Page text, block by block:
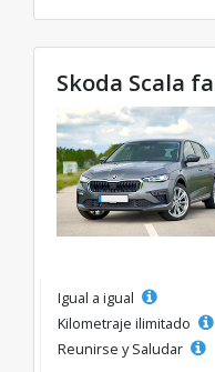
Skoda Scala
Igual a igual
Kilometraje ilimitado
Reunirse y Saludar